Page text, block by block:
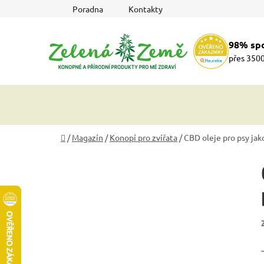
Poradna Kontakty
98%
přes
Domů
/ Magazín / Konopí pro zvířata /CBD oleje pro psy